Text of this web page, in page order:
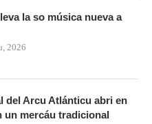
la so música nueva a
2026
del Arcu Atlánticu abri en
un mercáu tradicional